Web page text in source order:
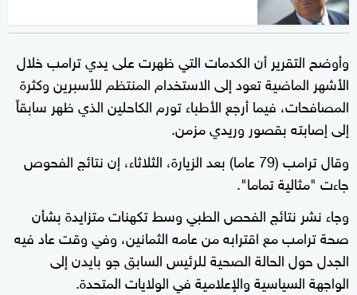
وأوضح التقرير أن الكدمات التي ظهرت على يدي ترامب خلال
الأشهر الماضية تعود إلى الاستخدام المنتظم للأسبرين وكثرة
المصافحات، فيما أرجع الأطباء تورم الكاحلين الذي ظهر سابقاً
إلى إصابته بقصور وريدي مزمن.
وقال ترامب (79 عاما) بعد الزيارة، الثلاثاء، إن نتائج الفحوص
جاءت "مثالية تماما".
وجاء نشر نتائج الفحص الطبي وسط تكهنات متزايدة بشأن
صحة ترامب مع اقترابه من عامه الثمانين، وفي وقت عاد فيه
الجدل حول الحالة الصحية للرئيس السابق جو بايدن إلى
الواجهة السياسية والإعلامية في الولايات المتحدة.